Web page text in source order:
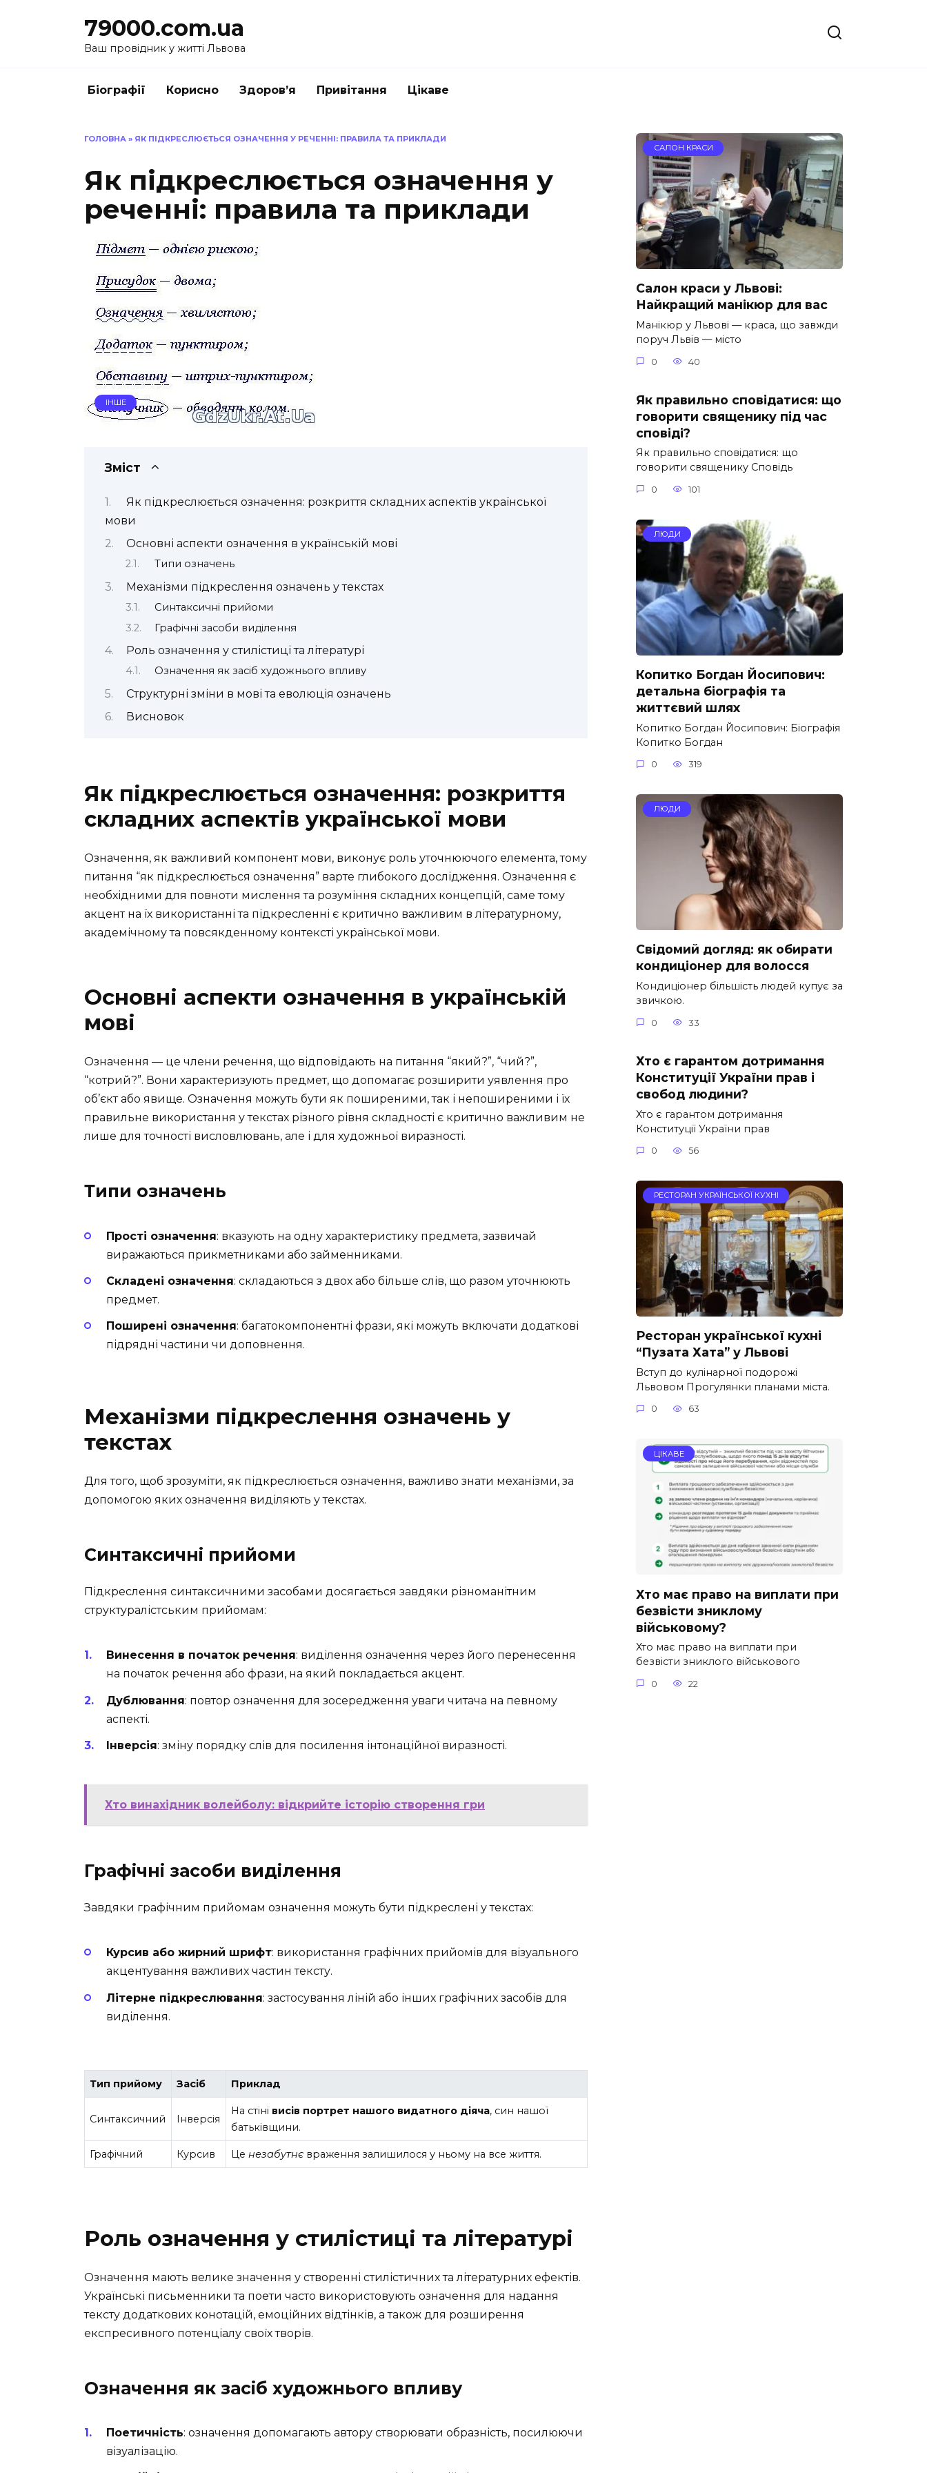
79000.com.ua
Ваш провідник у житті Львова
Біографії Корисно Здоров’я Привітання Цікаве
ГОЛОВНА » ЯК ПІДКРЕСЛЮЄТЬСЯ ОЗНАЧЕННЯ У РЕЧЕННІ: ПРАВИЛА ТА ПРИКЛАДИ
Як підкреслюється означення у
реченні: правила та приклади
ІНШЕ
Зміст
Як підкреслюється означення: розкриття складних аспектів української
мови
Основні аспекти означення в українській мові
Типи означень
Механізми підкреслення означень у текстах
Синтаксичні прийоми
Графічні засоби виділення
Роль означення у стилістиці та літературі
Означення як засіб художнього впливу
Структурні зміни в мові та еволюція означень
Висновок
Як підкреслюється означення: розкриття
складних аспектів української мови
Означення, як важливий компонент мови, виконує роль уточнюючого елемента, тому
питання “як підкреслюється означення” варте глибокого дослідження. Означення є
необхідними для повноти мислення та розуміння складних концепцій, саме тому
акцент на їх використанні та підкресленні є критично важливим в літературному,
академічному та повсякденному контексті української мови.
Основні аспекти означення в українській
мові
Означення — це члени речення, що відповідають на питання “який?”, “чий?”,
“котрий?”. Вони характеризують предмет, що допомагає розширити уявлення про
об’єкт або явище. Означення можуть бути як поширеними, так і непоширеними і їх
правильне використання у текстах різного рівня складності є критично важливим не
лише для точності висловлювань, але і для художньої виразності.
Типи означень
Прості означення: вказують на одну характеристику предмета, зазвичай
виражаються прикметниками або займенниками.
Складені означення: складаються з двох або більше слів, що разом уточнюють
предмет.
Поширені означення: багатокомпонентні фрази, які можуть включати додаткові
підрядні частини чи доповнення.
Механізми підкреслення означень у
текстах
Для того, щоб зрозуміти, як підкреслюється означення, важливо знати механізми, за
допомогою яких означення виділяють у текстах.
Синтаксичні прийоми
Підкреслення синтаксичними засобами досягається завдяки різноманітним
структуралістським прийомам:
Винесення в початок речення: виділення означення через його перенесення
на початок речення або фрази, на який покладається акцент.
Дублювання: повтор означення для зосередження уваги читача на певному
аспекті.
Інверсія: зміну порядку слів для посилення інтонаційної виразності.
Хто винахідник волейболу: відкрийте історію створення гри
Графічні засоби виділення
Завдяки графічним прийомам означення можуть бути підкреслені у текстах:
Курсив або жирний шрифт: використання графічних прийомів для візуального
акцентування важливих частин тексту.
Літерне підкреслювання: застосування ліній або інших графічних засобів для
виділення.
Тип прийому Засіб Приклад
Синтаксичний Інверсія
На стіні висів портрет нашого видатного діяча, син нашої
батьківщини.
Графічний Курсив Ценезабутнє враження залишилося у ньому на все життя.
Роль означення у стилістиці та літературі
Означення мають велике значення у створенні стилістичних та літературних ефектів.
Українські письменники та поети часто використовують означення для надання
тексту додаткових конотацій, емоційних відтінків, а також для розширення
експресивного потенціалу своїх творів.
Означення як засіб художнього впливу
Поетичність: означення допомагають автору створювати образність, посилюючи
візуалізацію.
САЛОН КРАСИ
Салон краси у Львові:
Найкращий манікюр для вас
Манікюр у Львові — краса, що завжди
поруч Львів — місто
0 40
Як правильно сповідатися: що
говорити священику під час
сповіді?
Як правильно сповідатися: що
говорити священику Сповідь
0 101
ЛЮДИ
Копитко Богдан Йосипович:
детальна біографія та
життєвий шлях
Копитко Богдан Йосипович: Біографія
Копитко Богдан
0 319
ЛЮДИ
Свідомий догляд: як обирати
кондиціонер для волосся
Кондиціонер більшість людей купує за
звичкою.
0 33
Хто є гарантом дотримання
Конституції України прав і
свобод людини?
Хто є гарантом дотримання
Конституції України прав
0 56
РЕСТОРАН УКРАЇНСЬКОЇ КУХНІ
Ресторан української кухні
“Пузата Хата” у Львові
Вступ до кулінарної подорожі
Львовом Прогулянки планами міста.
0 63
ЦІКАВЕ
Хто має право на виплати при
безвісти зниклому
військовому?
Хто має право на виплати при
безвісти зниклого військового
0 22